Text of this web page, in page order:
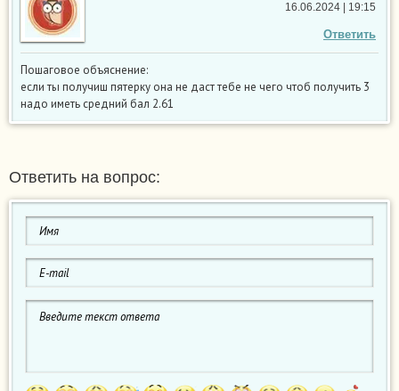
Ответить
16.06.2024 | 19:15
Пошаговое объяснение:
если ты получиш пятерку она не даст тебе не чего чтоб получить 3
надо иметь средний бал 2.61
Ответить на вопрос: